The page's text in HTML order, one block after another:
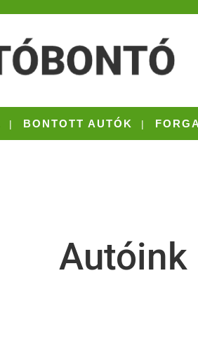
BONTOTT AUTÓK
Autóink